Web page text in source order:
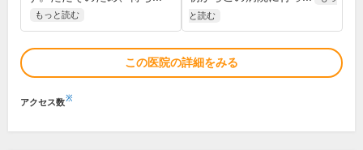
もっと読む
と読む
この医院の詳細をみる
アクセス数※